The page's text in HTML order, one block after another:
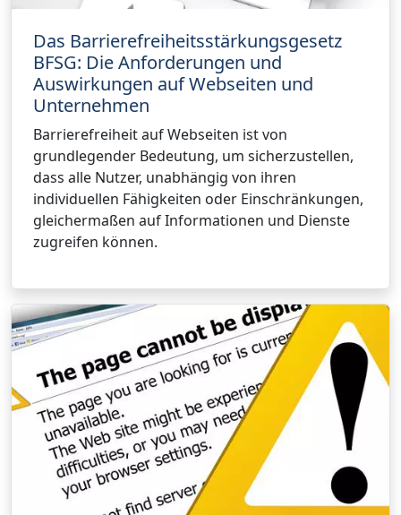
Das Barrierefreiheitsstärkungsgesetz
BFSG: Die Anforderungen und
Auswirkungen auf Webseiten und
Unternehmen
Barrierefreiheit auf Webseiten ist von
grundlegender Bedeutung, um sicherzustellen,
dass alle Nutzer, unabhängig von ihren
individuellen Fähigkeiten oder Einschränkungen,
gleichermaßen auf Informationen und Dienste
zugreifen können.